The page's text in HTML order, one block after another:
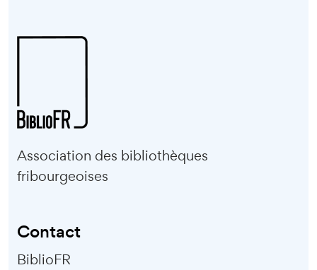
Association des bibliothèques
fribourgeoises
Contact
BiblioFR